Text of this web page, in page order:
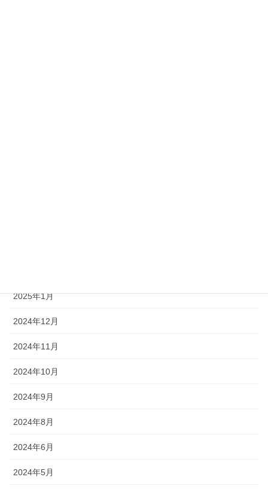
2025年1月
2024年12月
2024年11月
2024年10月
2024年9月
2024年8月
2024年6月
2024年5月